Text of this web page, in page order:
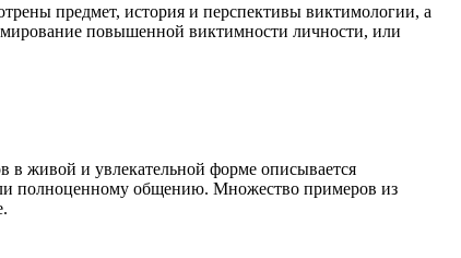
предмет, история и перспективы виктимологии, а
повышенной виктимности личности, или
в живой и увлекательной форме описывается
полноценному общению. Множество примеров из